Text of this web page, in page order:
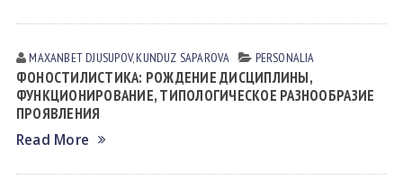
MAXANBET DJUSUPOV,KUNDUZ SАPАROVА PERSONALIA
ФОНОСТИЛИСТИКА: РОЖДЕНИЕ ДИСЦИПЛИНЫ,
ФУНКЦИОНИРОВАНИЕ, ТИПОЛОГИЧЕСКОЕ РАЗНООБРАЗИЕ
ПРОЯВЛЕНИЯ
Read More